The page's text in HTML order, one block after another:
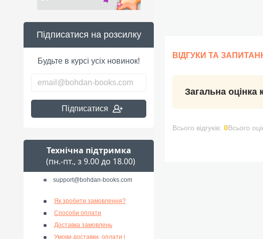
Підписатися на розсилку
Будьте в курсі усіх новинок!
Підписатися
Технічна підтримка
(пн.-пт., з 9.00 до 18.00)
support@bohdan-books.com
Як зробити замовлення?
Способи оплати
Доставка замовлень
Умови доставки, оплати і
ВІДГУКИ ТА
Загальна оцінка
Всього відгуків: 0Всього